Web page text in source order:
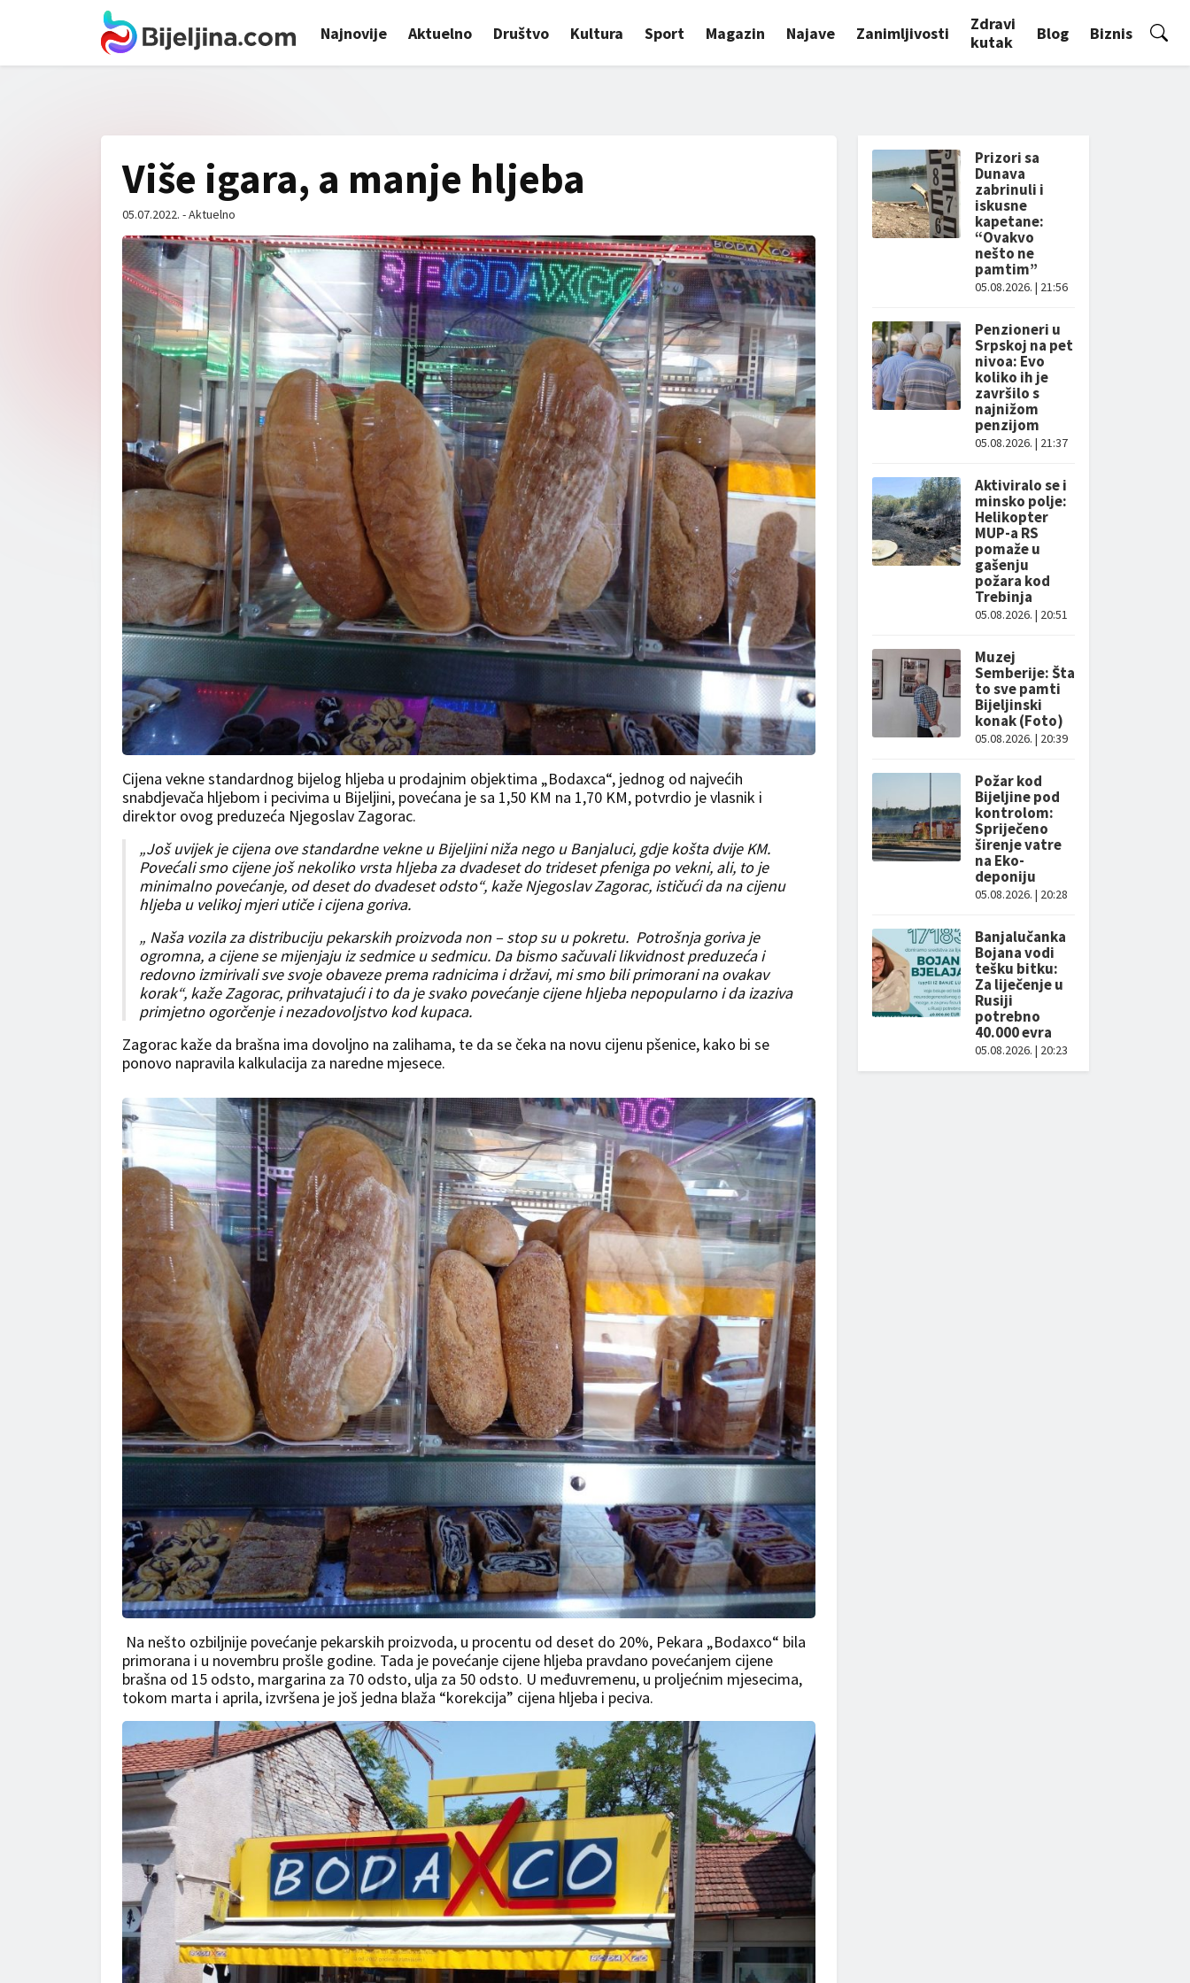
Najnovije Aktuelno Društvo Kultura Sport Magazin Najave Zanimljivosti
Zdravi
kutak
Blog Biznis
Više igara, a manje hljeba
05.07.2022. - Aktuelno
Cijena vekne standardnog bijelog hljeba u prodajnim objektima „Bodaxca“, jednog od najvećih
snabdjevača hljebom i pecivima u Bijeljini, povećana je sa 1,50 KM na 1,70 KM, potvrdio je vlasnik i
direktor ovog preduzeća Njegoslav Zagorac.
„Još uvijek je cijena ove standardne vekne u Bijeljini niža nego u Banjaluci, gdje košta dvije KM.
Povećali smo cijene još nekoliko vrsta hljeba za dvadeset do trideset pfeniga po vekni, ali, to je
minimalno povećanje, od deset do dvadeset odsto“, kaže Njegoslav Zagorac, ističući da na cijenu
hljeba u velikoj mjeri utiče i cijena goriva.
„ Naša vozila za distribuciju pekarskih proizvoda non – stop su u pokretu. Potrošnja goriva je
ogromna, a cijene se mijenjaju iz sedmice u sedmicu. Da bismo sačuvali likvidnost preduzeća i
redovno izmirivali sve svoje obaveze prema radnicima i državi, mi smo bili primorani na ovakav
korak“, kaže Zagorac, prihvatajući i to da je svako povećanje cijene hljeba nepopularno i da izaziva
primjetno ogorčenje i nezadovoljstvo kod kupaca.
Zagorac kaže da brašna ima dovoljno na zalihama, te da se čeka na novu cijenu pšenice, kako bi se
ponovo napravila kalkulacija za naredne mjesece.
Na nešto ozbiljnije povećanje pekarskih proizvoda, u procentu od deset do 20%, Pekara „Bodaxco“ bila
primorana i u novembru prošle godine. Tada je povećanje cijene hljeba pravdano povećanjem cijene
brašna od 15 odsto, margarina za 70 odsto, ulja za 50 odsto. U međuvremenu, u proljećnim mjesecima,
tokom marta i aprila, izvršena je još jedna blaža “korekcija” cijena hljeba i peciva.
Prizori sa
Dunava
zabrinuli i
iskusne
kapetane:
“Ovakvo
nešto ne
pamtim”
05.08.2026. | 21:56
Penzioneri u
Srpskoj na pet
nivoa: Evo
koliko ih je
završilo s
najnižom
penzijom
05.08.2026. | 21:37
Aktiviralo se i
minsko polje:
Helikopter
MUP-a RS
pomaže u
gašenju
požara kod
Trebinja
05.08.2026. | 20:51
Muzej
Semberije: Šta
to sve pamti
Bijeljinski
konak (Foto)
05.08.2026. | 20:39
Požar kod
Bijeljine pod
kontrolom:
Spriječeno
širenje vatre
na Eko-
deponiju
05.08.2026. | 20:28
Banjalučanka
Bojana vodi
tešku bitku:
Za liječenje u
Rusiji
potrebno
40.000 evra
05.08.2026. | 20:23